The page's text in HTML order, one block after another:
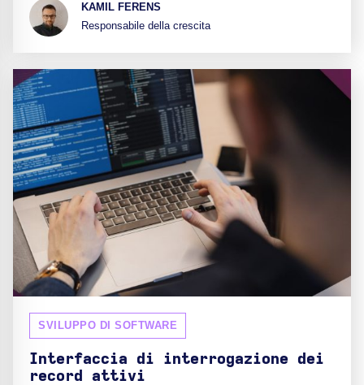
KAMIL FERENS
Responsabile della crescita
SVILUPPO DI SOFTWARE
Interfaccia di interrogazione dei
record attivi